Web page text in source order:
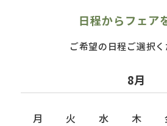
日程からフェア
ご希望の日程ご選択く
8月
月 火 水 木